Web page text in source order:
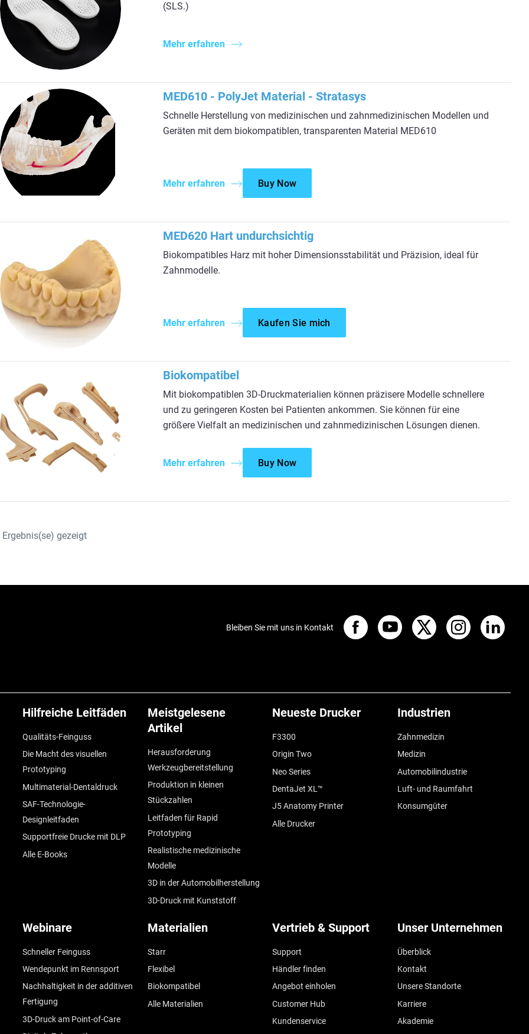
(SLS.)
Mehr erfahren
MED610 - PolyJet Material - Stratasys
Schnelle Herstellung von medizinischen und zahnmedizinischen Modellen und
Geräten mit dem biokompatiblen, transparenten Material MED610
Mehr erfahren Buy Now
MED620 Hart undurchsichtig
Biokompatibles Harz mit hoher Dimensionsstabilität und Präzision, ideal für
Zahnmodelle.
Mehr erfahren Kaufen Sie mich
Biokompatibel
Mit biokompatiblen 3D-Druckmaterialien können präzisere Modelle schnellere
und zu geringeren Kosten bei Patienten ankommen. Sie können für eine
größere Vielfalt an medizinischen und zahnmedizinischen Lösungen dienen.
Mehr erfahren Buy Now
Ergebnis(se) gezeigt
Hilfreiche Leitfäden
Qualitäts-Feinguss
Die Macht des visuellen
Prototyping
Multimaterial-Dentaldruck
SAF-Technologie-
Designleitfaden
Supportfreie Drucke mit DLP
Alle E-Books
Meistgelesene
Artikel
Herausforderung
Werkzeugbereitstellung
Produktion in kleinen
Stückzahlen
Leitfaden für Rapid
Prototyping
Realistische medizinische
Modelle
3D in der Automobilherstellung
3D-Druck mit Kunststoff
Neueste Drucker
F3300
Origin Two
Neo Series
DentaJet XL™
J5 Anatomy Printer
Alle Drucker
Industrien
Zahnmedizin
Medizin
Automobilindustrie
Luft- und Raumfahrt
Konsumgüter
Webinare
Schneller Feinguss
Wendepunkt im Rennsport
Nachhaltigkeit in der additiven
Fertigung
3D-Druck am Point-of-Care
Materialien
Starr
Flexibel
Biokompatibel
Alle Materialien
Vertrieb & Support
Support
Händler finden
Angebot einholen
Customer Hub
Kundenservice
Unser Unternehmen
Überblick
Kontakt
Unsere Standorte
Karriere
Akademie
Bleiben Sie mit uns in Kontakt